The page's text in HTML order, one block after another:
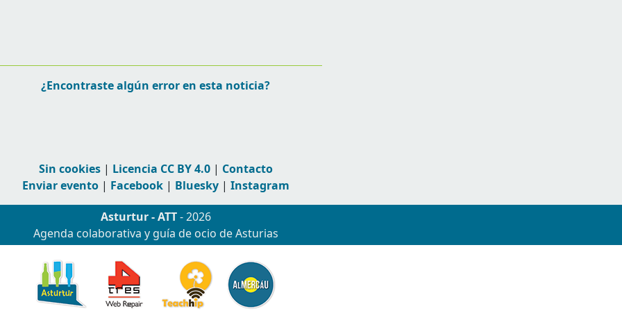
¿Encontraste algún error en esta noticia?
Sin cookies| Licencia CC BY 4.0| Contacto
Enviar evento| Facebook| Bluesky| Instagram
Asturtur - ATT- 2026
Agenda colaborativa y guía de ocio de Asturias